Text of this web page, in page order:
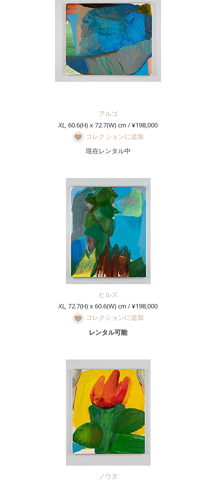
アルゴ
XL, 60.6(H) x 72.7(W) cm / ¥198,000
コレクションに追加
現在レンタル中
ヒルズ
XL, 72.7(H) x 60.6(W) cm / ¥198,000
コレクションに追加
レンタル可能
ノウタ